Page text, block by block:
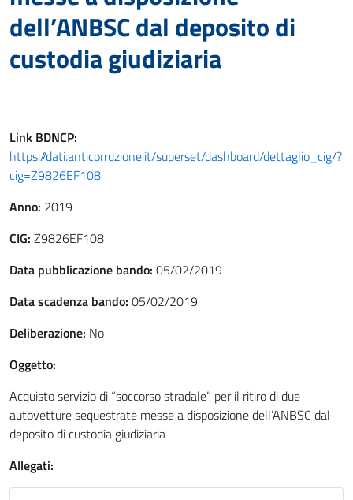
dell’ANBSC dal deposito di
custodia giudiziaria
Link BDNCP:
https://dati.anticorruzione.it/superset/dashboard/dettaglio_cig/?
cig=Z9826EF108
Anno: 2019
CIG: Z9826EF108
Data pubblicazione bando: 05/02/2019
Data scadenza bando: 05/02/2019
Deliberazione: No
Oggetto:
Acquisto servizio di “soccorso stradale” per il ritiro di due
autovetture sequestrate messe a disposizione dell’ANBSC dal
deposito di custodia giudiziaria
Allegati: